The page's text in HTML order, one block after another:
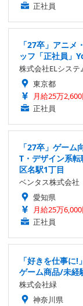
正社員
「27卒」アニ
ッフ「正社員」
株式会社ELシステ
東京都
月給25万
正社員
「27卒」ゲー
T・デザイン系
区名駅1丁目
ベンタス株式会社
愛知県
月給25万
正社員
「好きを仕事に
ゲーム商品/未
株式会社緑
神奈川県